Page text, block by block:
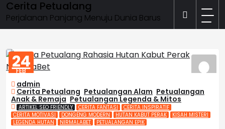
Skip
to
content
Cerita Petualang
Perjalanan Panjang Menuju Dunia Barus
24
FEB
admin
Cerita Petualang Petualangan Alam Petualangan
Anak & Remaja Petualangan Legenda & Mitos
ARTIKEL SEO FRIENDLY CERITA FANTASI
CERITA INSPIRATIF
CERITA MOTIVASI
DONGENG MODERN HUTAN KABUT PERAK
KISAH MISTERI
LEGENDA HUTAN
NIRMALABET PETUALANGAN EPIK